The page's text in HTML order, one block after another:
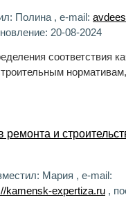
Полина , e-mail:
20-08-2024
соответствия
ремонта и
Мария , e-mail:
kamensk-expertiza.ru ,